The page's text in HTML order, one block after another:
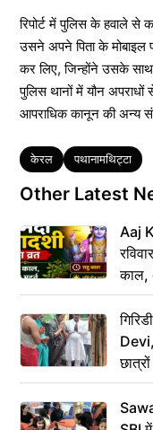
रिपोर्ट में पुलिस के हवाले से
उसने अपने पिता के
कर लिए, जिन्होंने उसके साथ
पुलिस थानों में यौन
आपराधिक कानून की अन्य
Tags
केरल पथानामथिट्टा
Other Latest
Aaj
काल,